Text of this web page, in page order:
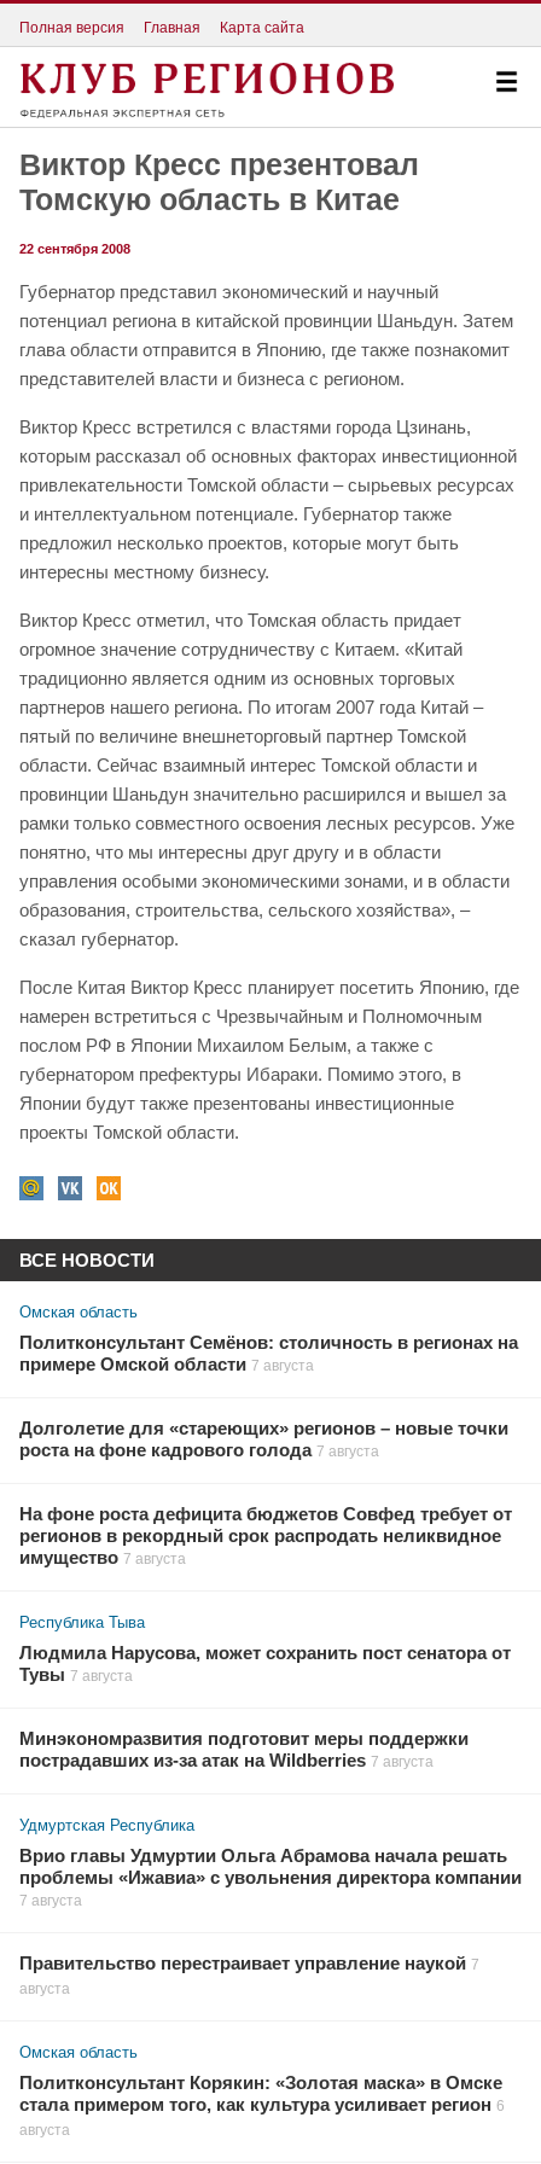
Полная версия Главная Карта сайта
Виктор Кресс презентовал
Томскую область в Китае
22 сентября 2008
Губернатор представил экономический и научный
потенциал региона в китайской провинции Шаньдун. Затем
глава области отправится в Японию, где также познакомит
представителей власти и бизнеса с регионом.
Виктор Кресс встретился с властями города Цзинань,
которым рассказал об основных факторах инвестиционной
привлекательности Томской области – сырьевых ресурсах
и интеллектуальном потенциале. Губернатор также
предложил несколько проектов, которые могут быть
интересны местному бизнесу.
Виктор Кресс отметил, что Томская область придает
огромное значение сотрудничеству с Китаем. «Китай
традиционно является одним из основных торговых
партнеров нашего региона. По итогам 2007 года Китай –
пятый по величине внешнеторговый партнер Томской
области. Сейчас взаимный интерес Томской области и
провинции Шаньдун значительно расширился и вышел за
рамки только совместного освоения лесных ресурсов. Уже
понятно, что мы интересны друг другу и в области
управления особыми экономическими зонами, и в области
образования, строительства, сельского хозяйства», –
сказал губернатор.
После Китая Виктор Кресс планирует посетить Японию, где
намерен встретиться с Чрезвычайным и Полномочным
послом РФ в Японии Михаилом Белым, а также с
губернатором префектуры Ибараки. Помимо этого, в
Японии будут также презентованы инвестиционные
проекты Томской области.
ВСЕ НОВОСТИ
Омская область
Политконсультант Семёнов: столичность в регионах на
примере Омской области 7 августа
Долголетие для «стареющих» регионов – новые точки
роста на фоне кадрового голода 7 августа
На фоне роста дефицита бюджетов Совфед требует от
регионов в рекордный срок распродать неликвидное
имущество 7 августа
Республика Тыва
Людмила Нарусова, может сохранить пост сенатора от
Тувы 7 августа
Минэкономразвития подготовит меры поддержки
пострадавших из-за атак на Wildberries 7 августа
Удмуртская Республика
Врио главы Удмуртии Ольга Абрамова начала решать
проблемы «Ижавиа» с увольнения директора компании
7 августа
Правительство перестраивает управление наукой 7
августа
Омская область
Политконсультант Корякин: «Золотая маска» в Омске
стала примером того, как культура усиливает регион 6
августа